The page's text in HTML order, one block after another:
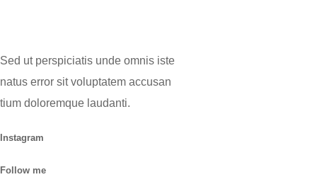
Sed ut perspiciatis unde omnis iste
natus error sit voluptatem accusan
tium doloremque laudanti.
Instagram
Follow me